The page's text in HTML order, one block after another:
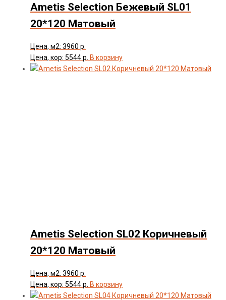
Ametis Selection Бежевый SL01
20*120 Матовый
Цена, м2: 3960 р.
Цена, кор: 5544 р. В корзину
Ametis Selection SL02 Коричневый
20*120 Матовый
Цена, м2: 3960 р.
Цена, кор: 5544 р. В корзину